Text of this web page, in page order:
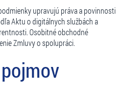
upravujú práva a povinnosti
Aktu o digitálnych službách a
Osobitné obchodné
Zmluvy o spolupráci.